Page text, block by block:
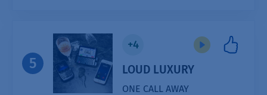
5
+4
LOUD LUXURY
ONE CALL AWAY